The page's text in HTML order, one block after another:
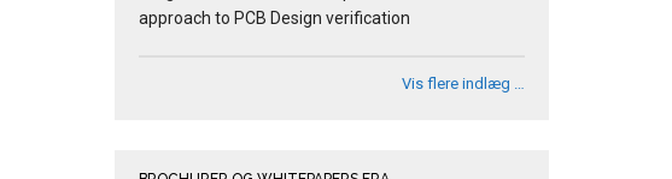
approach to PCB Design verification
Vis flere indlæg …